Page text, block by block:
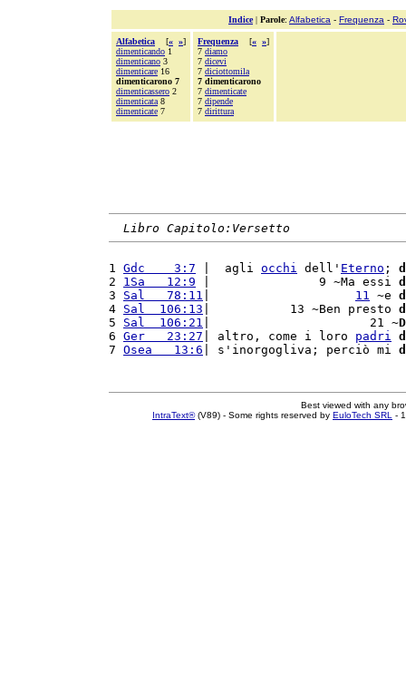
Indice| Parole: Alfabetica - Frequenza -
Alfabetica [« »]
dimenticando 1
dimenticano 3
dimenticare 16
dimenticarono 7
dimenticassero 2
dimenticata 8
dimenticate 7
Frequenza [« »]
7 diamo
7 dicevi
7 diciottomila
7 dimenticarono
7 dimenticate
7 dipende
7 dirittura
Libro Capitolo:Versetto
1 Gdc    3:7 |  agli occhi dell' Eterno ;
2 1Sa   12:9 |               9 ~Ma essi
3 Sal   78:11 11 ~e
4 Sal  106:13 |           13 ~Ben presto
5 Sal  106:21 |                      21 ~
6 Ger   23:27 | altro, come i loro padri
7 Osea   13:6 | s'inorgogliva; perciò mi
Best viewed with any
IntraText®(V89) - Some rights reserved by EuloTech SRL -